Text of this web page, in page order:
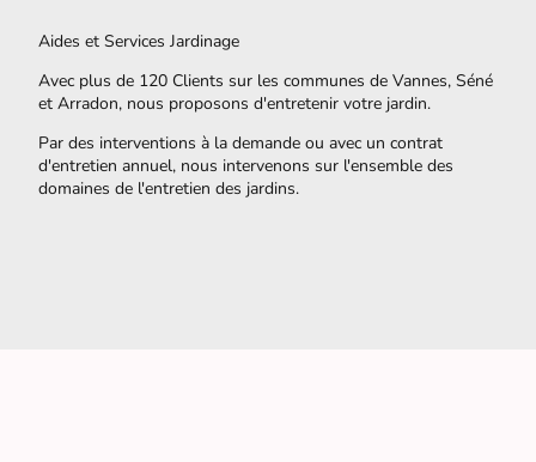
Aides et Services Jardinage
Avec plus de 120 Clients sur les communes de Vannes, Séné
et Arradon, nous proposons d'entretenir votre jardin.
Par des interventions à la demande ou avec un contrat
d'entretien annuel, nous intervenons sur l'ensemble des
domaines de l'entretien des jardins.